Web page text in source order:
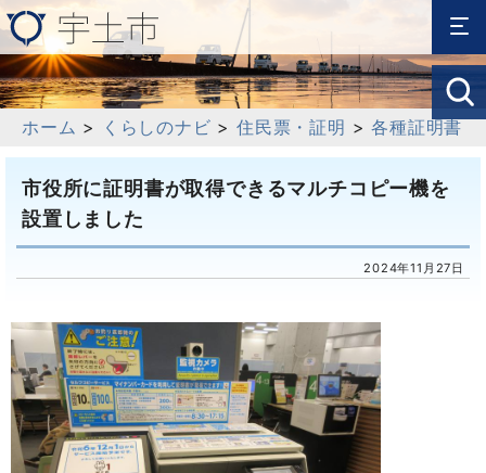
ホーム > くらしのナビ >住民票・証明 >各種証明書
市役所に証明書が取得できるマルチコピー機を
設置しました
2024年11月27日